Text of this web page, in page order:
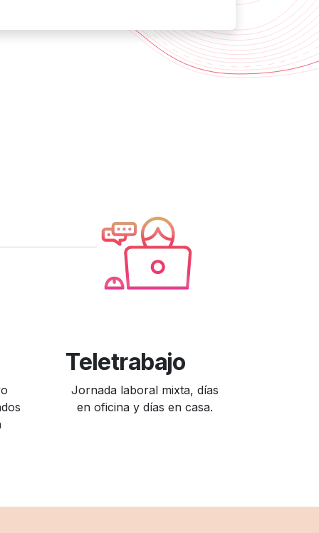
Teletrabajo
Jornada laboral mixta, días
en oficina y días en casa.